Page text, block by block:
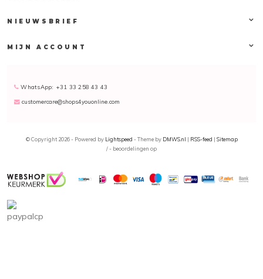
NIEUWSBRIEF
MIJN ACCOUNT
WhatsApp: +31 33 258 43 43
customercare@shops4youonline.com
© Copyright 2026 - Powered by Lightspeed - Theme by DMWS.nl | RSS-feed | Sitemap
/- beoordelingen op